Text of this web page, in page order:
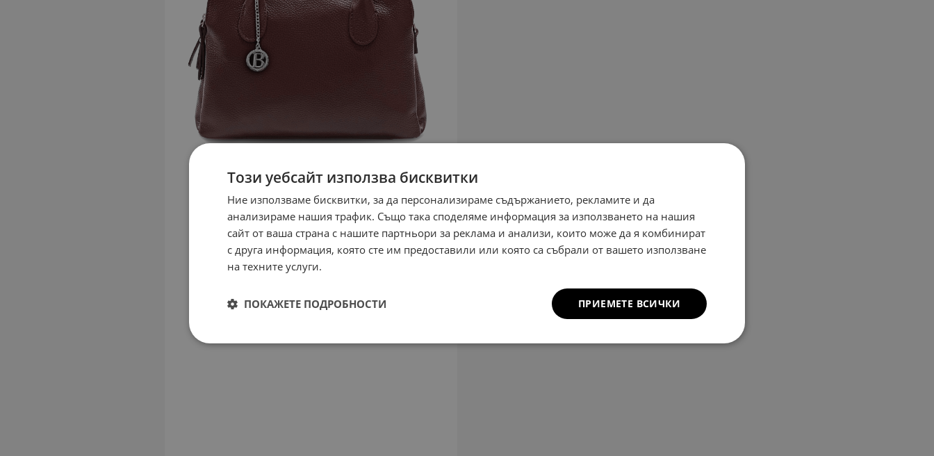
Този уебсайт използва бисквитки
Ние използваме бисквитки, за да персонализираме съдържанието, рекламите и да
анализираме нашия трафик. Също така споделяме информация за използването на нашия
сайт от ваша страна с нашите партньори за реклама и анализи, които може да я комбинират
с друга информация, която сте им предоставили или която са събрали от вашето използване
на техните услуги.
ПРИЕМЕТЕ ВСИЧКИ
ПОКАЖЕТЕ ПОДРОБНОСТИ